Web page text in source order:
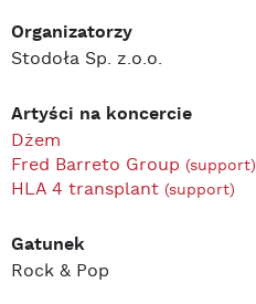
Organizatorzy
Stodoła Sp. z.o.o.
Artyści na koncercie
Dżem
Fred Barreto Group (support)
HLA 4 transplant (support)
Gatunek
Rock & Pop